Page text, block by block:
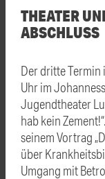
THEATER
ABSCHLUSS
Der dritte
Uhr im
Jugendtheater
hab kein
seinem Vortrag
über
Umgang mit